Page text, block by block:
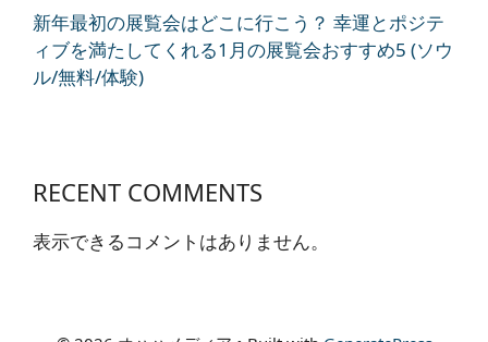
新年最初の展覧会はどこに行こう？ 幸運とポジテ
ィブを満たしてくれる1月の展覧会おすすめ5 (ソウ
ル/無料/体験)
RECENT COMMENTS
表示できるコメントはありません。